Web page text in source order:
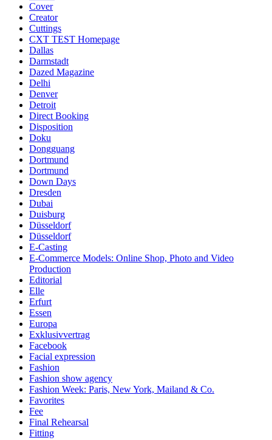
Cover
Creator
Cuttings
CXT TEST Homepage
Dallas
Darmstadt
Dazed Magazine
Delhi
Denver
Detroit
Direct Booking
Disposition
Doku
Dongguang
Dortmund
Dortmund
Down Days
Dresden
Dubai
Duisburg
Düsseldorf
Düsseldorf
E-Casting
E-Commerce Models: Online Shop, Photo and Video
Production
Editorial
Elle
Erfurt
Essen
Europa
Exklusivvertrag
Facebook
Facial expression
Fashion
Fashion show agency
Fashion Week: Paris, New York, Mailand & Co.
Favorites
Fee
Final Rehearsal
Fitting